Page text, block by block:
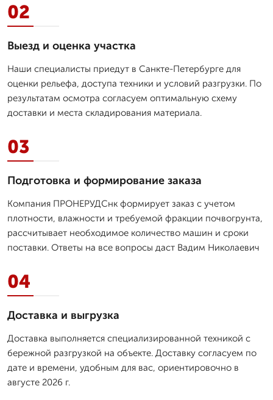
02
Выезд и оценка участка
Наши специалисты приедут в Санкте-Петербурге для
оценки рельефа, доступа техники и условий разгрузки. По
результатам осмотра согласуем оптимальную схему
доставки и места складирования материала.
03
Подготовка и формирование заказа
Компания ПРОНЕРУДСнк формирует заказ с учетом
плотности, влажности и требуемой фракции почвогрунта,
рассчитывает необходимое количество машин и сроки
поставки. Ответы на все вопросы даст Вадим Николаевич
04
Доставка и выгрузка
Доставка выполняется специализированной техникой с
бережной разгрузкой на объекте. Доставку согласуем по
дате и времени, удобным для вас, ориентировочно в
августе 2026 г.